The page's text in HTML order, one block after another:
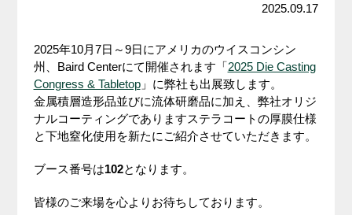
2025.09.17
2025年10月7日～9日にアメリカのウイスコンシン
州、Baird Centerにて開催されます「2025 Die Casting
Congress & Tabletop」に弊社も出展致します。
金属積層造形品並びに流体研磨品に加え、弊社オリジ
ナルコーティングでありますステラコートの厚膜仕様
と下地窒化使用を新たにご紹介させていただきます。
ブース番号は102となります。
皆様のご来場を心よりお待ちしております。